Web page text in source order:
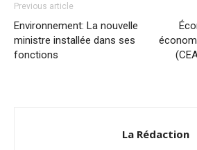
Previous article
Environnement: La nouvelle
ministre installée dans ses
fonctions
La Rédaction